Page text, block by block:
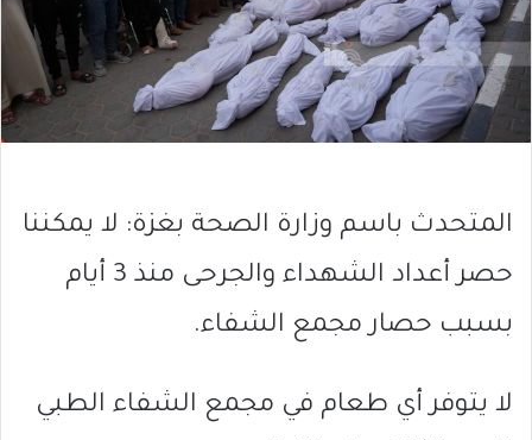
المتحدث باسم وزارة الصحة بغزة: لا يمكننا
حصر أعداد الشهداء والجرحى منذ 3 أيام
بسبب حصار مجمع الشفاء.
لا يتوفر أي طعام في مجمع الشفاء الطبي